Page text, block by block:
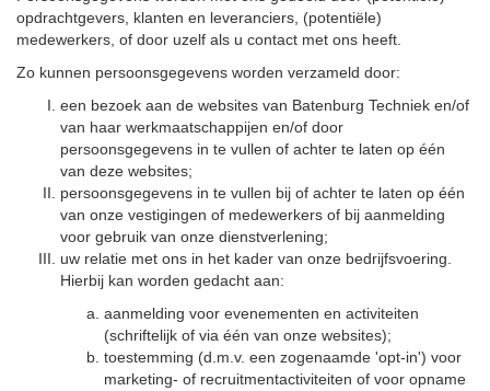
opdrachtgevers, klanten en leveranciers, (potentiële)
medewerkers, of door uzelf als u contact met ons heeft.
Zo kunnen persoonsgegevens worden verzameld door:
een bezoek aan de websites van Batenburg Techniek en/of
van haar werkmaatschappijen en/of door
persoonsgegevens in te vullen of achter te laten op één
van deze websites;
persoonsgegevens in te vullen bij of achter te laten op één
van onze vestigingen of medewerkers of bij aanmelding
voor gebruik van onze dienstverlening;
uw relatie met ons in het kader van onze bedrijfsvoering.
Hierbij kan worden gedacht aan:
aanmelding voor evenementen en activiteiten
(schriftelijk of via één van onze websites);
toestemming (d.m.v. een zogenaamde 'opt-in') voor
marketing- of recruitmentactiviteiten of voor opname